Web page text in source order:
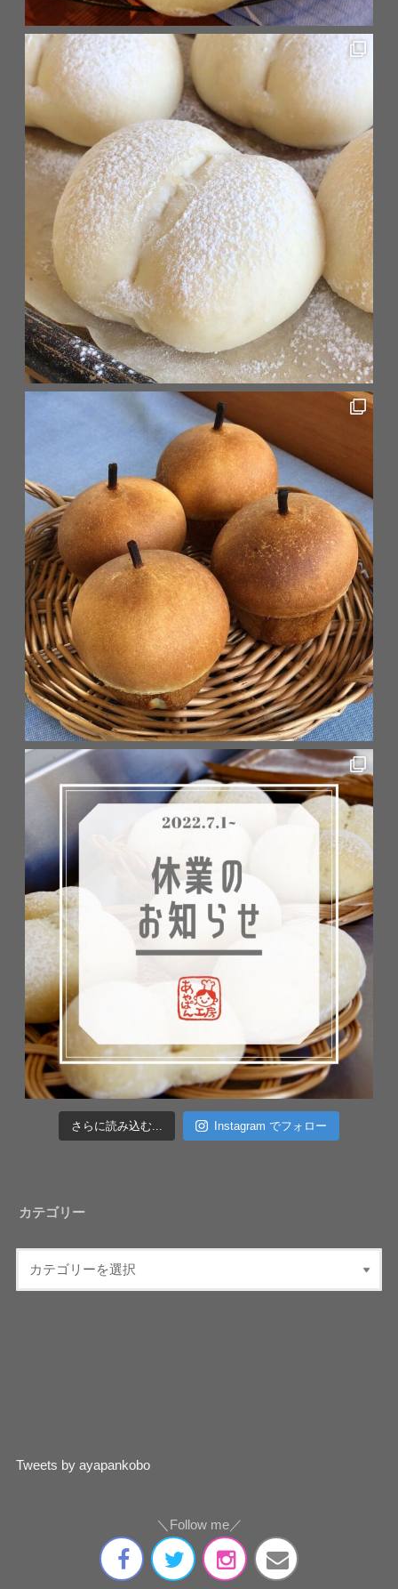
さらに読み込む... Instagram でフォロー
カテゴリー
Tweets by ayapankobo
＼Follow me／